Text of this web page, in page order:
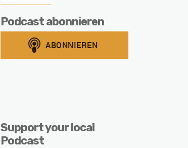
Podcast abonnieren
Support your local
Podcast